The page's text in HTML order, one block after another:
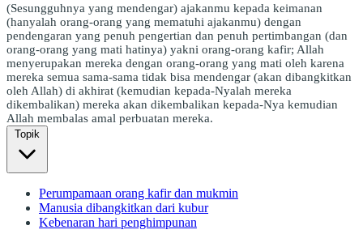
(Sesungguhnya yang mendengar) ajakanmu kepada keimanan
(hanyalah orang-orang yang mematuhi ajakanmu) dengan
pendengaran yang penuh pengertian dan penuh pertimbangan (dan
orang-orang yang mati hatinya) yakni orang-orang kafir; Allah
menyerupakan mereka dengan orang-orang yang mati oleh karena
mereka semua sama-sama tidak bisa mendengar (akan dibangkitkan
oleh Allah) di akhirat (kemudian kepada-Nyalah mereka
dikembalikan) mereka akan dikembalikan kepada-Nya kemudian
Allah membalas amal perbuatan mereka.
Topik
Perumpamaan orang kafir dan mukmin
Manusia dibangkitkan dari kubur
Kebenaran hari penghimpunan